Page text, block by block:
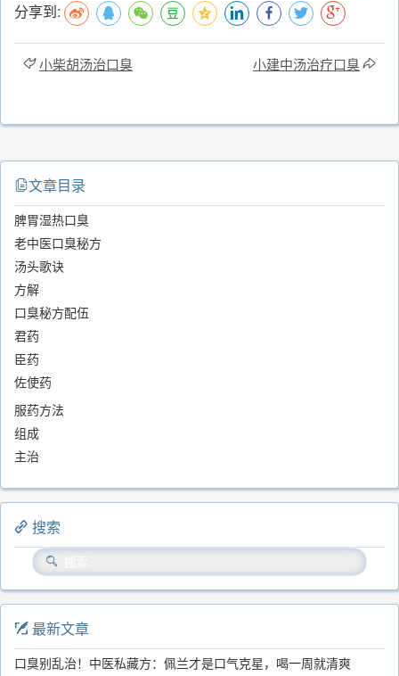
分享到:
小柴胡汤治口臭 小建中汤治疗口臭
文章目录
脾胃湿热口臭
老中医口臭秘方
汤头歌诀
方解
口臭秘方配伍
君药
臣药
佐使药
服药方法
组成
主治
搜索
最新文章
口臭别乱治！中医私藏方：佩兰才是口气克星，喝一周就清爽